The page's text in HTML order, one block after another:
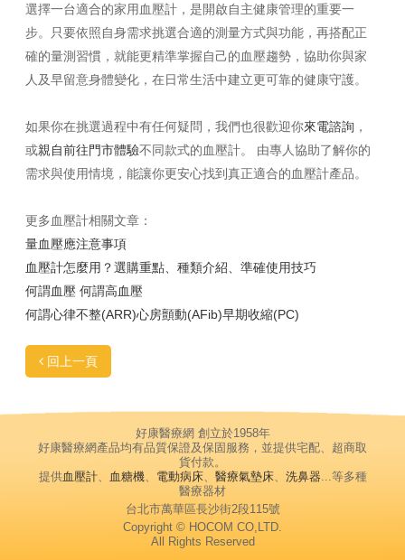
選擇一台適合的家用血壓計，是開啟自主健康管理的重要一
步。只要依照自身需求挑選合適的測量方式與功能，再搭配正
確的量測習慣，就能更精準掌握自己的血壓趨勢，協助你與家
人及早留意身體變化，在日常生活中建立更可靠的健康守護。
如果你在挑選過程中有任何疑問，我們也很歡迎你來電諮詢 ，
或親自前往門市體驗不同款式的血壓計。 由專人協助了解你的
需求與使用情境，能讓你更安心找到真正適合的血壓計產品。
更多血壓計相關文章：
量血壓應注意事項
血壓計怎麼用？選購重點、種類介紹、準確使用技巧
何謂血壓 何謂高血壓
何謂心律不整(ARR)心房顫動(AFib)早期收縮(PC)
回上一頁
好康醫療網 創立於1958年
好康醫療網產品均有品質保證及保固服務，並提供宅配、超商取
貨付款。
提供血壓計、 血糖機、 電動病床、 醫療氣墊床、 洗鼻器 ...等多種
醫療器材
台北市萬華區長沙街2段115號
Copyright © HOCOM CO,LTD.
All Rights Reserved